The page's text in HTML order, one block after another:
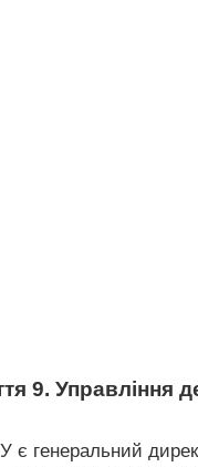
9. Управління
є генеральний